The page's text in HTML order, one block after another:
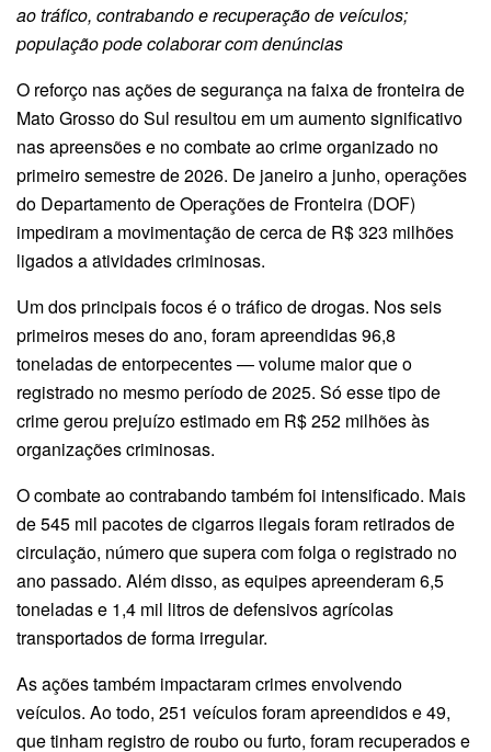
ao tráfico, contrabando e recuperação de veículos;
população pode colaborar com denúncias
O reforço nas ações de segurança na faixa de fronteira de
Mato Grosso do Sul resultou em um aumento significativo
nas apreensões e no combate ao crime organizado no
primeiro semestre de 2026. De janeiro a junho, operações
do Departamento de Operações de Fronteira (DOF)
impediram a movimentação de cerca de R$ 323 milhões
ligados a atividades criminosas.
Um dos principais focos é o tráfico de drogas. Nos seis
primeiros meses do ano, foram apreendidas 96,8
toneladas de entorpecentes — volume maior que o
registrado no mesmo período de 2025. Só esse tipo de
crime gerou prejuízo estimado em R$ 252 milhões às
organizações criminosas.
O combate ao contrabando também foi intensificado. Mais
de 545 mil pacotes de cigarros ilegais foram retirados de
circulação, número que supera com folga o registrado no
ano passado. Além disso, as equipes apreenderam 6,5
toneladas e 1,4 mil litros de defensivos agrícolas
transportados de forma irregular.
As ações também impactaram crimes envolvendo
veículos. Ao todo, 251 veículos foram apreendidos e 49,
que tinham registro de roubo ou furto, foram recuperados e